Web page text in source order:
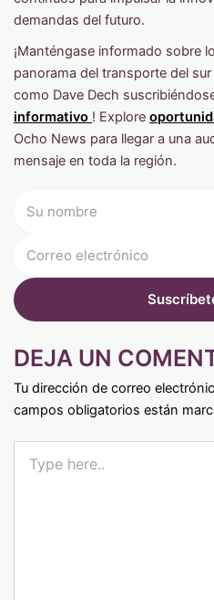
demandas del futuro.
¡Manténgase informado sobre
panorama del transporte del
como Dave Dech
informativo ! Explore
Ocho News para llegar a una
mensaje en toda la región.
DEJA UN
Tu dirección de correo
campos obligatorios están
here..